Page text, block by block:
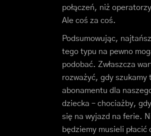
połączeń, niż
Ale coś za coś.
Podsumowując,
tego typu na pewno
podobać. Zwłaszcza
rozważyć, gdy szukamy
abonamentu dla
dziecka – chociażby,
się na wyjazd na ferie.
będziemy musieli płacić